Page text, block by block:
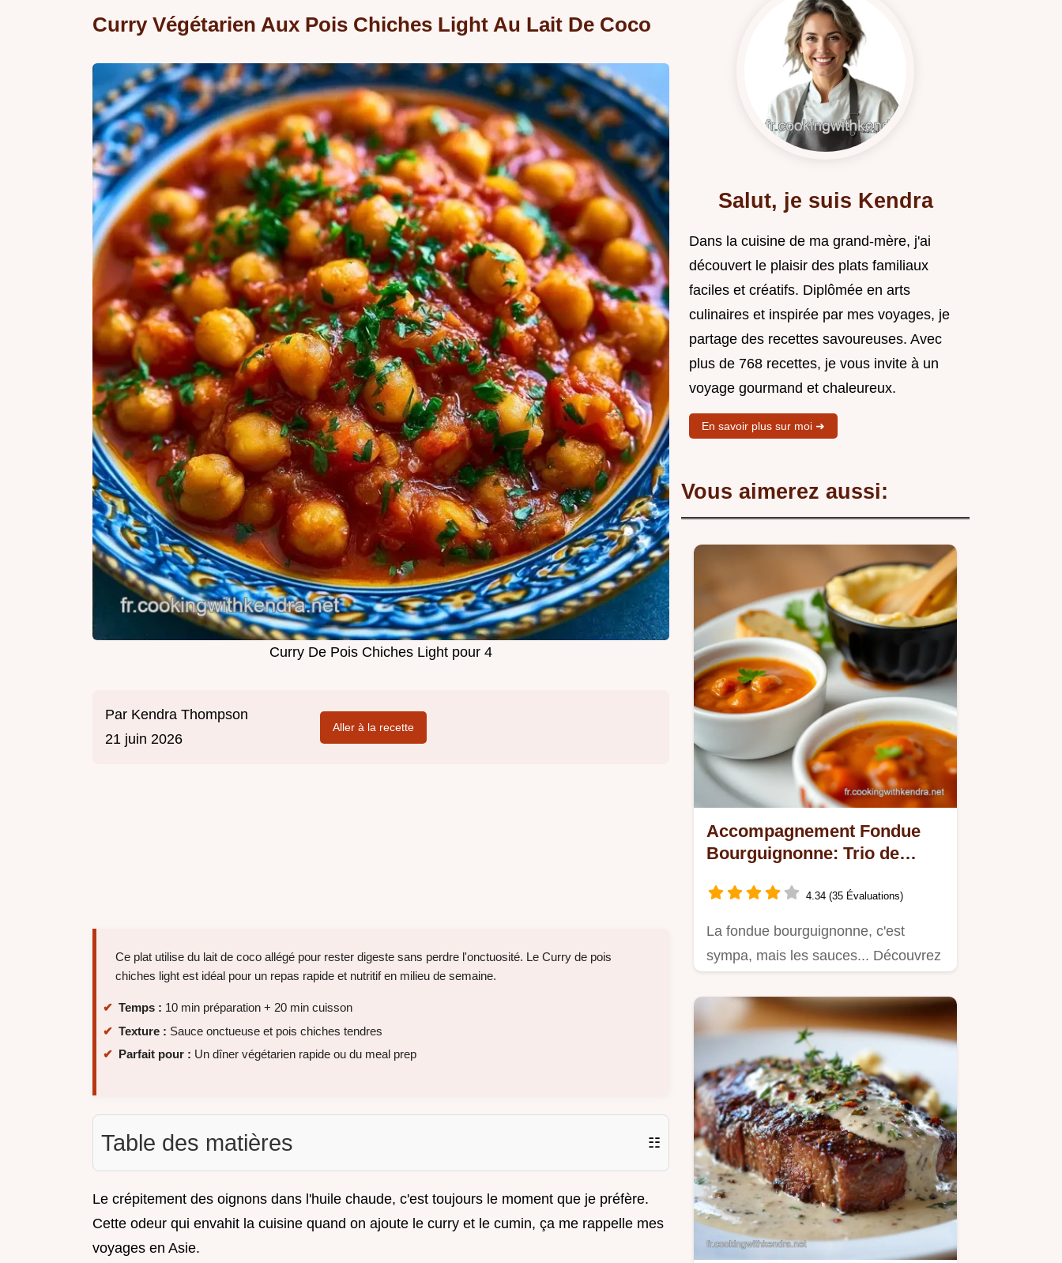
Curry Végétarien Aux Pois Chiches Light Au Lait De Coco
Curry De Pois Chiches Light pour 4
Par Kendra Thompson
21 juin 2026
Aller à la recette
Ce plat utilise du lait de coco allégé pour rester digeste sans perdre l'onctuosité. Le Curry de pois
chiches light est idéal pour un repas rapide et nutritif en milieu de semaine.
Temps : 10 min préparation + 20 min cuisson
Texture : Sauce onctueuse et pois chiches tendres
Parfait pour : Un dîner végétarien rapide ou du meal prep
Table des matières ☷
Le crépitement des oignons dans l'huile chaude, c'est toujours le moment que je préfère.
Cette odeur qui envahit la cuisine quand on ajoute le curry et le cumin, ça me rappelle mes
voyages en Asie.
Salut, je suis Kendra
Dans la cuisine de ma grand-mère, j'ai
découvert le plaisir des plats familiaux
faciles et créatifs. Diplômée en arts
culinaires et inspirée par mes voyages, je
partage des recettes savoureuses. Avec
plus de 768 recettes, je vous invite à un
voyage gourmand et chaleureux.
En savoir plus sur moi ➜
Vous aimerez aussi:
Accompagnement Fondue
Bourguignonne: Trio de
4.34 (35 Évaluations)
La fondue bourguignonne, c'est
sympa, mais les sauces... Découvrez